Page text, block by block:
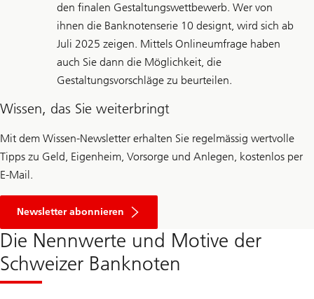
den finalen Gestaltungswettbewerb. Wer von
ihnen die Banknotenserie 10 designt, wird sich ab
Juli 2025 zeigen. Mittels Onlineumfrage haben
auch Sie dann die Möglichkeit, die
Gestaltungsvorschläge zu beurteilen.
Wissen, das Sie weiterbringt
Mit dem Wissen-Newsletter erhalten Sie regelmässig wertvolle
Tipps zu Geld, Eigenheim, Vorsorge und Anlegen, kostenlos per
E-Mail.
Newsletter abonnieren
Die Nennwerte und Motive der
Schweizer Banknoten